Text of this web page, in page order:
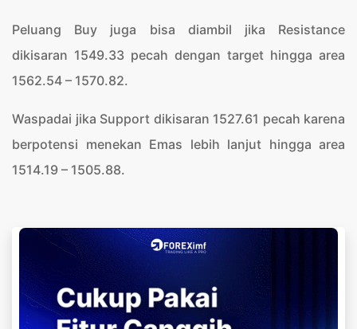
Peluang Buy juga bisa diambil jika Resistance
dikisaran 1549.33 pecah dengan target hingga area
1562.54 – 1570.82.
Waspadai jika Support dikisaran 1527.61 pecah karena
berpotensi menekan Emas lebih lanjut hingga area
1514.19 – 1505.88.